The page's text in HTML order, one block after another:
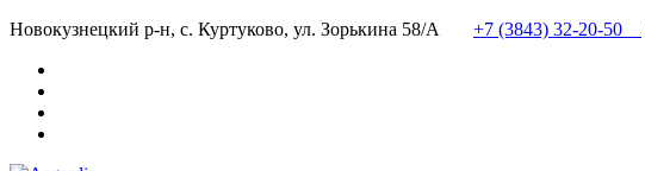
Новокузнецкий р-н, с. Куртуково, ул. Зорькина 58/А +7 (3843) 32-20-50